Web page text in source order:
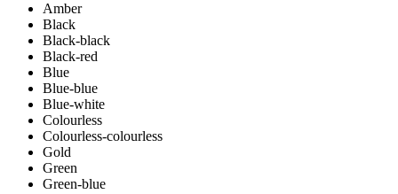
Amber
Black
Black-black
Black-red
Blue
Blue-blue
Blue-white
Colourless
Colourless-colourless
Gold
Green
Green-blue